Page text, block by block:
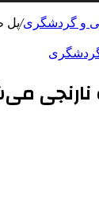
و گردشگری/پل